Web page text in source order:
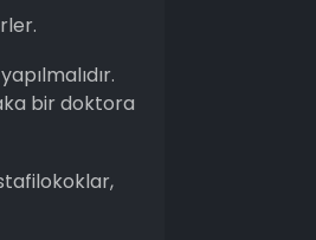
bir doktora